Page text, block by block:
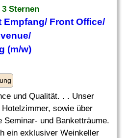
Sternen
Front Office/
(m/w)
und Qualität. . . Unser
sowie über
Seminar- und Banketträume.
ein exklusiver Weinkeller